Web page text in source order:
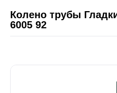
Металлочерепица
Колено трубы
6005 92